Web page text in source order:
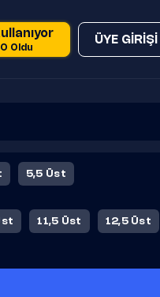
Oldu
ÜYE GİRİŞİ
5,5 Üst
11,5 Üst 12,5 Üst